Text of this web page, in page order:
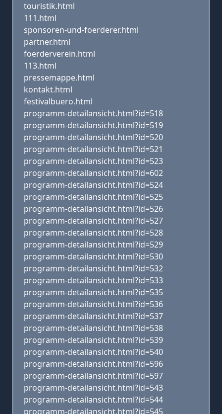
touristik.html
111.html
sponsoren-und-foerderer.html
partner.html
foerderverein.html
113.html
pressemappe.html
kontakt.html
festivalbuero.html
programm-detailansicht.html?id=518
programm-detailansicht.html?id=519
programm-detailansicht.html?id=520
programm-detailansicht.html?id=521
programm-detailansicht.html?id=523
programm-detailansicht.html?id=602
programm-detailansicht.html?id=524
programm-detailansicht.html?id=525
programm-detailansicht.html?id=526
programm-detailansicht.html?id=527
programm-detailansicht.html?id=528
programm-detailansicht.html?id=529
programm-detailansicht.html?id=530
programm-detailansicht.html?id=532
programm-detailansicht.html?id=533
programm-detailansicht.html?id=535
programm-detailansicht.html?id=536
programm-detailansicht.html?id=537
programm-detailansicht.html?id=538
programm-detailansicht.html?id=539
programm-detailansicht.html?id=540
programm-detailansicht.html?id=596
programm-detailansicht.html?id=597
programm-detailansicht.html?id=543
programm-detailansicht.html?id=544
programm-detailansicht.html?id=545